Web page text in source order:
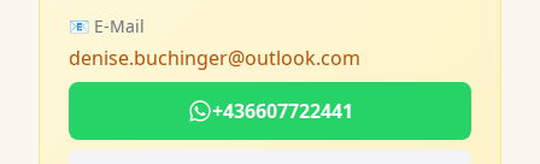
📧 E-Mail
denise.buchinger@outlook.com
+436607722441